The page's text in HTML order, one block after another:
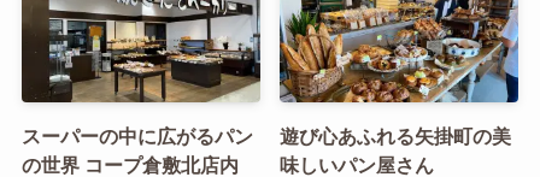
スーパーの中に広がるパン
の世界 コープ倉敷北店内
遊び心あふれる矢掛町の美
味しいパン屋さん